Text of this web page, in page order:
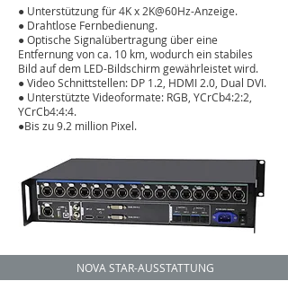
● Unterstützung für 4K x 2K@60Hz-Anzeige.
● Drahtlose Fernbedienung.
● Optische Signalübertragung über eine
Entfernung von ca. 10 km, wodurch ein stabiles
Bild auf dem LED-Bildschirm gewährleistet wird.
●Video Schnittstellen: DP 1.2, HDMI 2.0, Dual DVI.
● Unterstützte Videoformate: RGB, YCrCb4:2:2,
YCrCb4:4:4.
●Bis zu 9.2 million Pixel.
NOVA STAR-AUSSTATTUNG